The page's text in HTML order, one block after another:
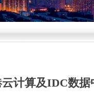
计算及IDC数据